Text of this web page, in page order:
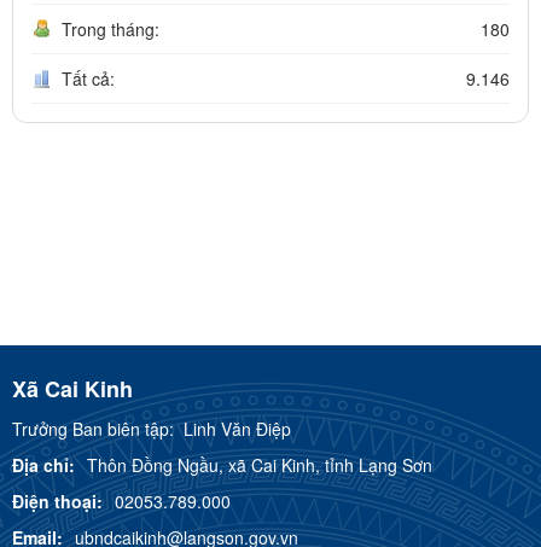
Trong tháng: 180
Tất cả: 9.146
Xã Cai Kinh
Trưởng Ban biên tập:Linh Văn Điệp
Địa chỉ: Thôn Đồng Ngầu, xã Cai Kinh, tỉnh Lạng Sơn
Điện thoại: 02053.789.000
Email: ubndcaikinh@langson.gov.vn